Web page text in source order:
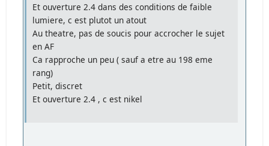
Et ouverture 2.4 dans des conditions de faible
lumiere, c est plutot un atout
Au theatre, pas de soucis pour accrocher le sujet
en AF
Ca rapproche un peu ( sauf a etre au 198 eme
rang)
Petit, discret
Et ouverture 2.4 , c est nikel